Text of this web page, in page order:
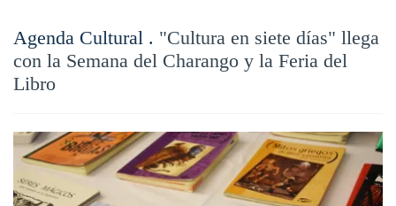
Agenda Cultural . "Cultura en siete días" llega
con la Semana del Charango y la Feria del
Libro